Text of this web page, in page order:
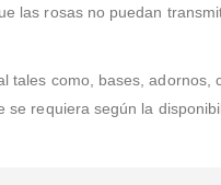
las rosas no puedan
tales como, bases,
se requiera según la